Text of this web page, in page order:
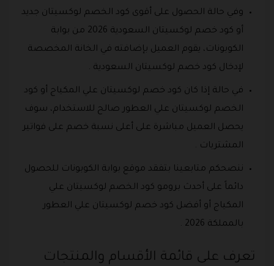
وفي حالة الحصول على أقوى كود الخصم لوكسيتان جديد
أو كود خصم لوكسيتان السعودية 2026 من بوابة
الكوبونات، يقوم العميل بإضافته في الخانة المخصصة
لإدخال كود خصم لوكسيتان السعودية .
في حالة إذا كان كود خصم لوكسيتان علي المكياج أو كود
الخصم لوكسيتان علي العطور صالح للاستخدام، سوف
يحصل العميل مباشرة على أعلى نسبة خصم على فواتير
المشتريات .
ننصحكم متابعينا بتفقد موقع بوابة الكوبونات للحصول
دائماً على أحدث برومو كود الخصم لوكسيتان علي
المكياج أو أفضل كود خصم لوكسيتان علي العطور
بالمملكة 2026 .
تعرف على قائمة الأقسام والمنتجات